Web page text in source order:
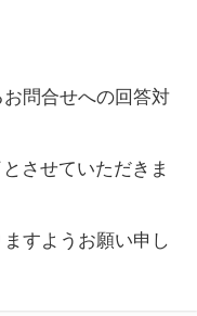
お問合せへの回答対
させていただきま
すようお願い申し